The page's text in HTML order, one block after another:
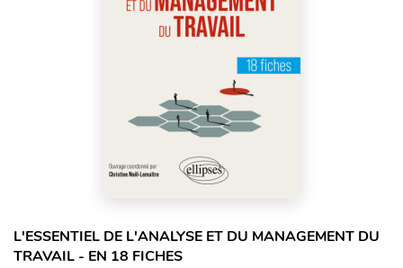
L'ESSENTIEL DE L'ANALYSE ET DU MANAGEMENT DU
TRAVAIL - EN 18 FICHES